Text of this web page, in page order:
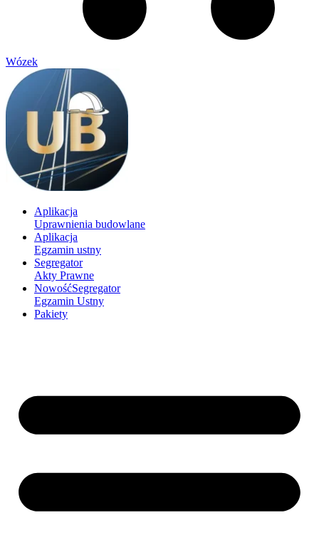
Wózek
Aplikacja
Uprawnienia budowlane
Aplikacja
Egzamin ustny
Segregator
Akty Prawne
NowośćSegregator
Egzamin Ustny
Pakiety